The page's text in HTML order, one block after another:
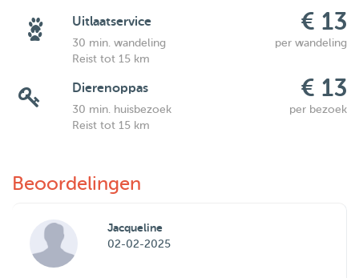
Uitlaatservice € 13
30 min. wandeling
per wandeling
Reist tot 15 km
Dierenoppas € 13
30 min. huisbezoek
per bezoek
Reist tot 15 km
Beoordelingen
Jacqueline
02-02-2025